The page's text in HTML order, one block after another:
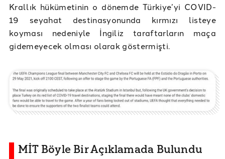
Krallık hükümetinin o dönemde Türkiye’yi COVID-
19 seyahat destinasyonunda kırmızı listeye
koyması nedeniyle İngiliz taraftarların maça
gidemeyecek olması olarak göstermişti.
MİT Böyle Bir Açıklamada Bulundu